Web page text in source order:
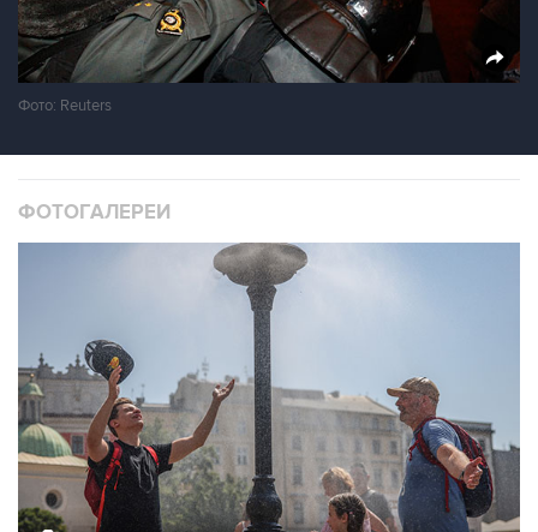
Фото: Reuters
ФОТОГАЛЕРЕИ